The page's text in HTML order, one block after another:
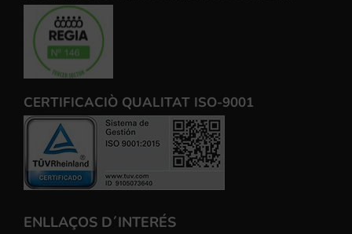
CERTIFICACIÒ QUALITAT ISO-9001
ENLLAÇOS D´INTERÉS